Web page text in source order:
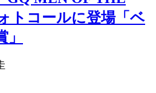
トコールに登場「ベ